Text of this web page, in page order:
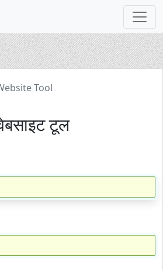
Tool
टूल